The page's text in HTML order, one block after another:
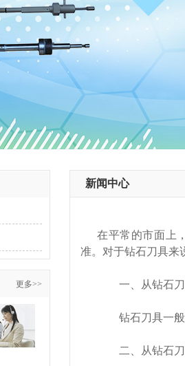
更多>>
新闻中心
在平常的市面上
准。对于钻石刀具来
一、从钻石刀
钻石刀具一般
二、从钻石刀